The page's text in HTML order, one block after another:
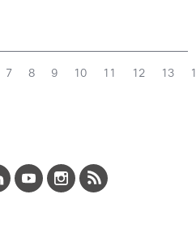
7 8 9 10 11 12 13